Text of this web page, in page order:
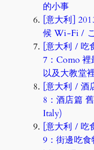
的小事
[意大利]
候 Wi-Fi /
[意大利 / 吃
7：Como
以及大教堂
[意大利 / 酒
8：酒店篇
Italy)
[意大利 / 吃
9：街邊吃食